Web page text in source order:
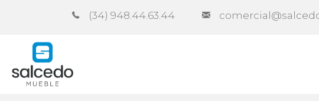
(34) 948.44.63.44